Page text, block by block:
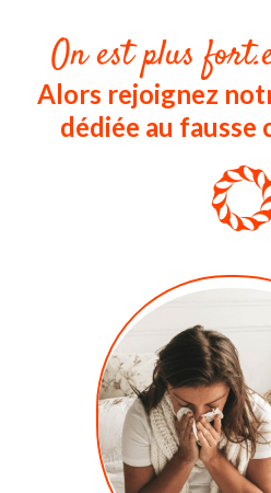
On est plus
Alors rejoignez
dédiée au fausse